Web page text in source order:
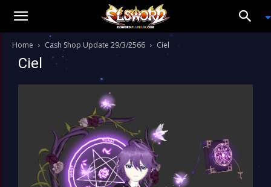
Home Cash Shop Update 29/3/2566 Ciel
Ciel